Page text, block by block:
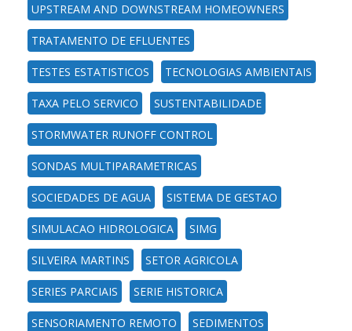
UPSTREAM AND DOWNSTREAM HOMEOWNERS
TRATAMENTO DE EFLUENTES
TESTES ESTATISTICOS TECNOLOGIAS AMBIENTAIS
TAXA PELO SERVICO SUSTENTABILIDADE
STORMWATER RUNOFF CONTROL
SONDAS MULTIPARAMETRICAS
SOCIEDADES DE AGUA SISTEMA DE GESTAO
SIMULACAO HIDROLOGICA SIMG
SILVEIRA MARTINS SETOR AGRICOLA
SERIES PARCIAIS SERIE HISTORICA
SENSORIAMENTO REMOTO SEDIMENTOS